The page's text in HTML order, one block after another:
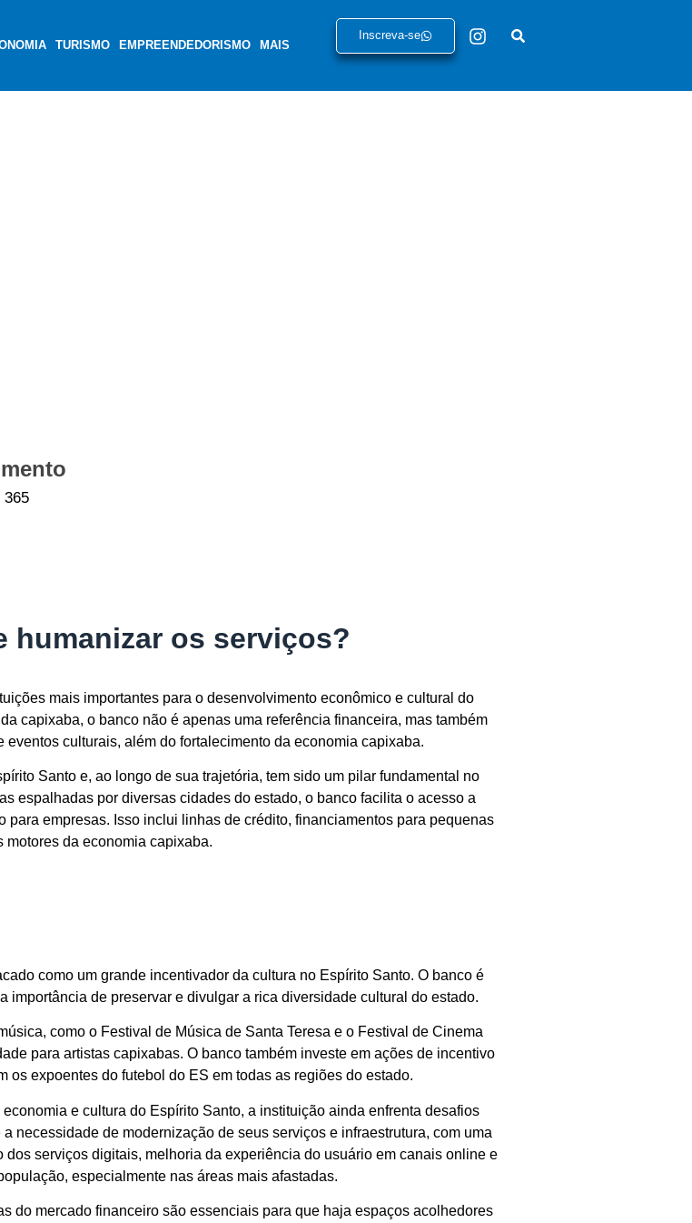
TURISMO EMPREENDEDORISMO MAIS
Inscreva-se
365
humanizar os serviços?
mais importantes para o desenvolvimento econômico e cultural do
capixaba, o banco não é apenas uma referência financeira, mas também
culturais, além do fortalecimento da economia capixaba.
Santo e, ao longo de sua trajetória, tem sido um pilar fundamental no
espalhadas por diversas cidades do estado, o banco facilita o acesso a
empresas. Isso inclui linhas de crédito, financiamentos para pequenas
motores da economia capixaba.
como um grande incentivador da cultura no Espírito Santo. O banco é
de preservar e divulgar a rica diversidade cultural do estado.
como o Festival de Música de Santa Teresa e o Festival de Cinema
para artistas capixabas. O banco também investe em ações de incentivo
expoentes do futebol do ES em todas as regiões do estado.
e cultura do Espírito Santo, a instituição ainda enfrenta desafios
necessidade de modernização de seus serviços e infraestrutura, com uma
serviços digitais, melhoria da experiência do usuário em canais online e
especialmente nas áreas mais afastadas.
do mercado financeiro são essenciais para que haja espaços acolhedores